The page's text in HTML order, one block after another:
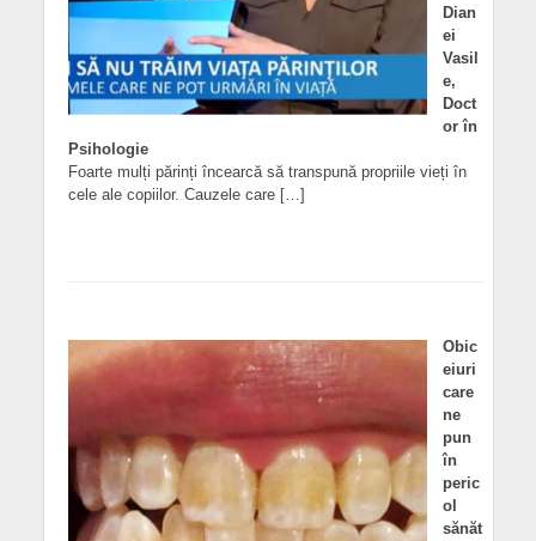
Dian
ei
Vasil
e,
Doct
or în
Psihologie
Foarte mulți părinți încearcă să transpună propriile vieți în
cele ale copiilor. Cauzele care […]
Obic
eiuri
care
ne
pun
în
peric
ol
sănăt